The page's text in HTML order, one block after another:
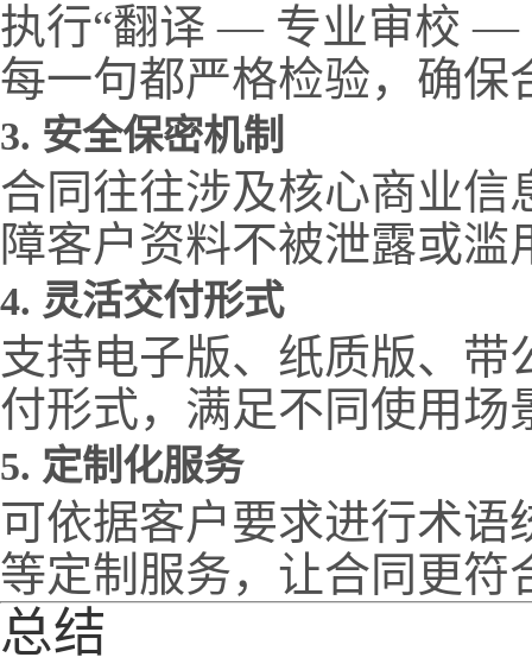
执行“翻译 — 专业审校 —
每一句都严格检验，确保
3. 安全保密机制
合同往往涉及核心商业信
障客户资料不被泄露或滥
4. 灵活交付形式
支持电子版、纸质版、
付形式，满足不同使用场
5. 定制化服务
可依据客户要求进行术
等定制服务，让合同更符
总结